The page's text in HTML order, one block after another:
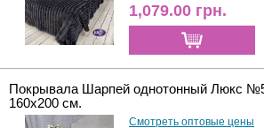
1,079.00 грн.
Покрывала Шарпей однотонный Люкс
160х200 см.
Смотреть оптовые цены